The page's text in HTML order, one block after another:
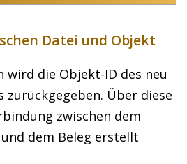
Datei und Objekt
wird die Objekt-ID des neu
zurückgegeben. Über diese
zwischen dem
dem Beleg erstellt